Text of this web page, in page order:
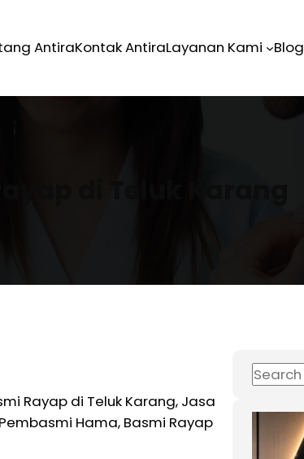
AntiraKontak AntiraLayanan Kami Blog
Rayap di Teluk Karang, Jasa
Hama, Basmi Rayap